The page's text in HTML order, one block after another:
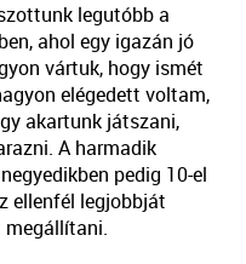
legutóbb a
ahol egy igazán jó
vártuk, hogy ismét
elégedett voltam,
akartunk játszani,
A harmadik
pedig 10-el
ellenfél legjobbját
megállítani.